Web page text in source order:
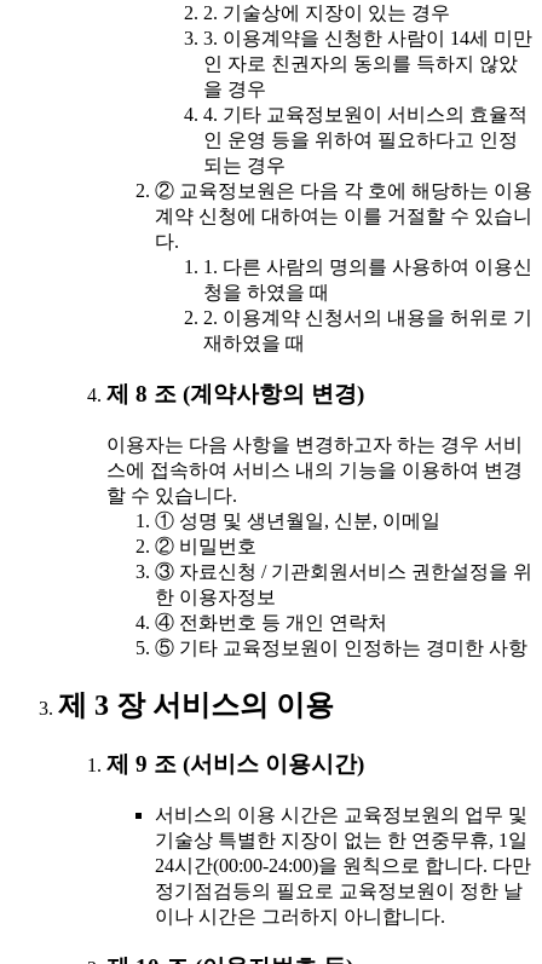
2. 기술상에 지장이 있는 경우
3. 이용계약을 신청한 사람이 14세 미만
인 자로 친권자의 동의를 득하지 않았
을 경우
4. 기타 교육정보원이 서비스의 효율적
인 운영 등을 위하여 필요하다고 인정
되는 경우
② 교육정보원은 다음 각 호에 해당하는 이용
계약 신청에 대하여는 이를 거절할 수 있습니
다.
1. 다른 사람의 명의를 사용하여 이용신
청을 하였을 때
2. 이용계약 신청서의 내용을 허위로 기
재하였을 때
제 8 조 (계약사항의 변경)
이용자는 다음 사항을 변경하고자 하는 경우 서비
스에 접속하여 서비스 내의 기능을 이용하여 변경
할 수 있습니다.
① 성명 및 생년월일, 신분, 이메일
② 비밀번호
③ 자료신청 / 기관회원서비스 권한설정을 위
한 이용자정보
④ 전화번호 등 개인 연락처
⑤ 기타 교육정보원이 인정하는 경미한 사항
제 3 장 서비스의 이용
제 9 조 (서비스 이용시간)
서비스의 이용 시간은 교육정보원의 업무 및
기술상 특별한 지장이 없는 한 연중무휴, 1일
24시간(00:00-24:00)을 원칙으로 합니다. 다만
정기점검등의 필요로 교육정보원이 정한 날
이나 시간은 그러하지 아니합니다.